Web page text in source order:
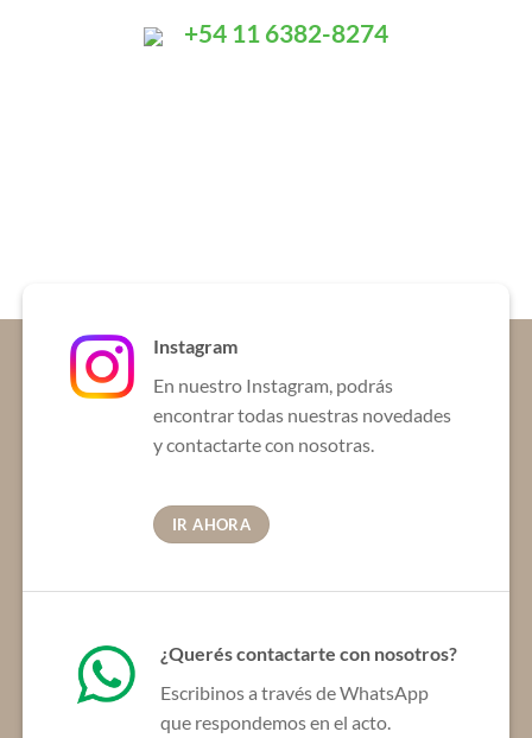
+54 11 6382-8274
Instagram
En nuestro Instagram, podrás
encontrar todas nuestras novedades
y contactarte con nosotras.
IR AHORA
¿Querés contactarte con nosotros?
Escribinos a través de WhatsApp
que respondemos en el acto.